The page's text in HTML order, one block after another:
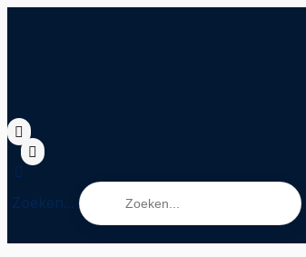
Zoeken...